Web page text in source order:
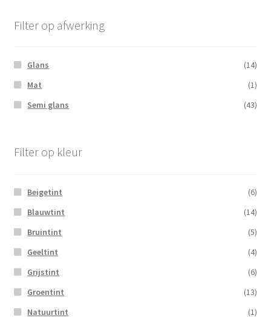
Filter op afwerking
Glans
(14)
Mat
(1)
Semi glans
(43)
Filter op kleur
Beigetint
(6)
Blauwtint
(14)
Bruintint
(5)
Geeltint
(4)
Grijstint
(6)
Groentint
(13)
Natuurtint
(1)